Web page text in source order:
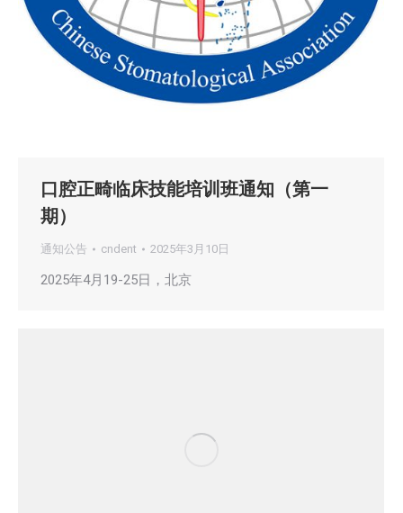
口腔正畸临床技能培训班通知（第一
期）
通知公告 cndent 2025年3月10日
2025年4月19-25日，北京